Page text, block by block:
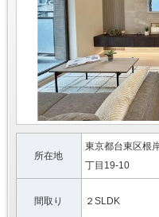
所在地
東京都台東区根
丁目19-10
間取り ２SLDK